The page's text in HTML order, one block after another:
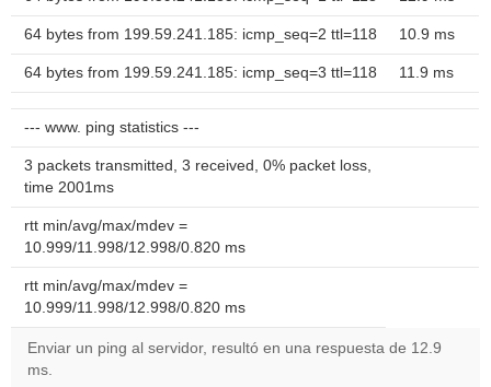
64 bytes from 199.59.241.185: icmp_seq=2 ttl=118 10.9 ms
64 bytes from 199.59.241.185: icmp_seq=3 ttl=118 11.9 ms
--- www. ping statistics ---
3 packets transmitted, 3 received, 0% packet loss,
time 2001ms
rtt min/avg/max/mdev =
10.999/11.998/12.998/0.820 ms
rtt min/avg/max/mdev =
10.999/11.998/12.998/0.820 ms
Enviar un ping al servidor, resultó en una respuesta de 12.9
ms.